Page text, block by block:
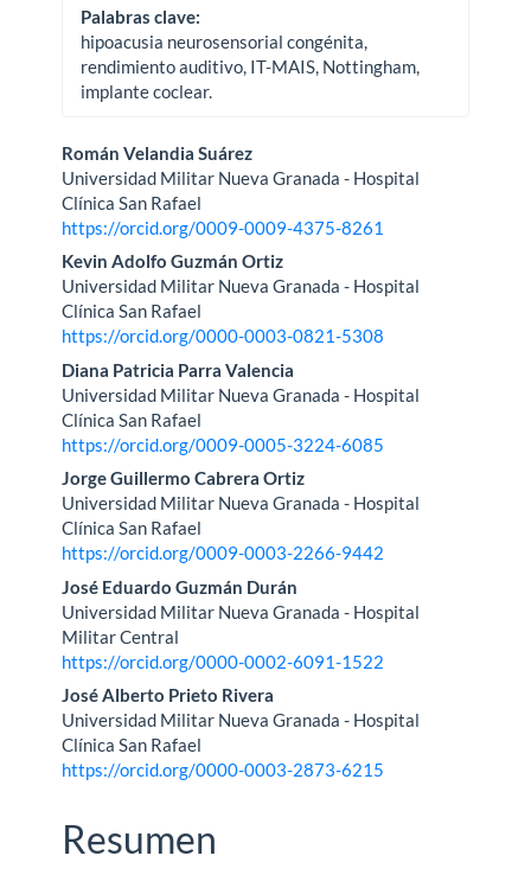
Palabras clave:
hipoacusia neurosensorial congénita,
rendimiento auditivo, IT-MAIS, Nottingham,
implante coclear.
Contenido
principal
del
artículo
Román Velandia Suárez
Universidad Militar Nueva Granada - Hospital
Clínica San Rafael
https://orcid.org/0009-0009-4375-8261
Kevin Adolfo Guzmán Ortiz
Universidad Militar Nueva Granada - Hospital
Clínica San Rafael
https://orcid.org/0000-0003-0821-5308
Diana Patricia Parra Valencia
Universidad Militar Nueva Granada - Hospital
Clínica San Rafael
https://orcid.org/0009-0005-3224-6085
Jorge Guillermo Cabrera Ortiz
Universidad Militar Nueva Granada - Hospital
Clínica San Rafael
https://orcid.org/0009-0003-2266-9442
José Eduardo Guzmán Durán
Universidad Militar Nueva Granada - Hospital
Militar Central
https://orcid.org/0000-0002-6091-1522
José Alberto Prieto Rivera
Universidad Militar Nueva Granada - Hospital
Clínica San Rafael
https://orcid.org/0000-0003-2873-6215
Resumen